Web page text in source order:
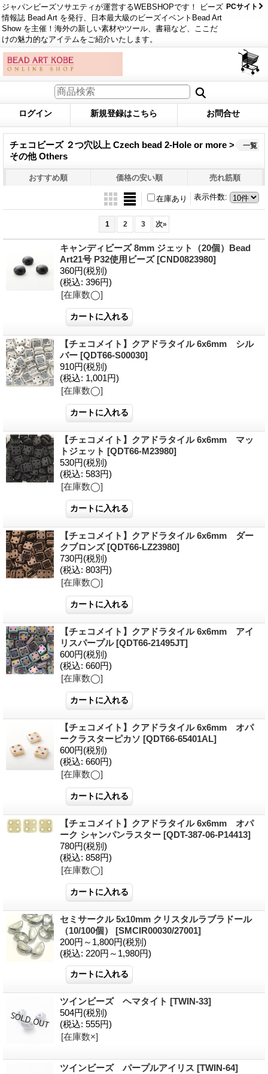
ジャパンビーズソサエティが運営するWEBSHOPです！ ビーズ
情報誌 Bead Art を発行、日本最大級のビーズイベントBead Art
Show を主催！海外の新しい素材やツール、書籍など、ここだ
けの魅力的なアイテムをご紹介いたします。
PCサイト
ログイン 新規登録はこちら お問合せ
チェコビーズ ２つ穴以上 Czech bead 2-Hole or more >
その他 Others
一覧
おすすめ順 価格の安い順 売れ筋順
表示件数:
在庫あり
1 2 3 次»
キャンディビーズ 8mm ジェット（20個）Bead
Art21号 P32使用ビーズ[CND0823980]
360円(税別)
(税込: 396円)
[在庫数◯]
【チェコメイト】クアドラタイル 6x6mm シル
バー [QDT66-S00030]
910円(税別)
(税込: 1,001円)
[在庫数◯]
【チェコメイト】クアドラタイル 6x6mm マッ
トジェット [QDT66-M23980]
530円(税別)
(税込: 583円)
[在庫数◯]
【チェコメイト】クアドラタイル 6x6mm ダー
クブロンズ[QDT66-LZ23980]
730円(税別)
(税込: 803円)
[在庫数◯]
【チェコメイト】クアドラタイル 6x6mm アイ
リスパープル[QDT66-21495JT]
600円(税別)
(税込: 660円)
[在庫数◯]
【チェコメイト】クアドラタイル 6x6mm オパ
ークラスターピカソ [QDT66-65401AL]
600円(税別)
(税込: 660円)
[在庫数◯]
【チェコメイト】クアドラタイル 6x6mm オパ
ーク シャンパンラスター [QDT-387-06-P14413]
780円(税別)
(税込: 858円)
[在庫数◯]
セミサークル 5x10mm クリスタルラブラドール
（10/100個） [SMCIR00030/27001]
200円～1,800円(税別)
(税込: 220円～1,980円)
ツインビーズ ヘマタイト [TWIN-33]
504円(税別)
(税込: 555円)
[在庫数×]
ツインビーズ パープルアイリス [TWIN-64]